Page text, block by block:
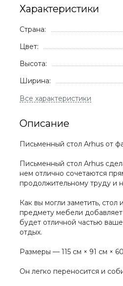
Характеристики
Страна:
Цвет:
Высота:
Ширина:
Описание
Письменный стол Arhus от
Письменный стол Arhus
нем отлично сочетаются
продолжительному труду и
Как вы могли заметить,
предмету мебели
будет отличной частью
отдых.
Размеры — 115 см × 91 см ×
Он легко переносится и